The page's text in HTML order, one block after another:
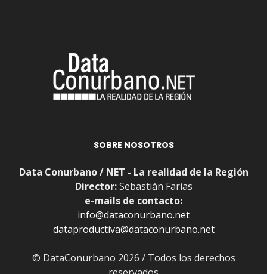
SOBRE NOSOTROS
Data Conurbano / NET - La realidad de la Región
Director:Sebastián Farias
e-mails de contacto:
info@dataconurbano.net
dataproductiva@dataconurbano.net
© DataConurbano 2026 / Todos los derechos